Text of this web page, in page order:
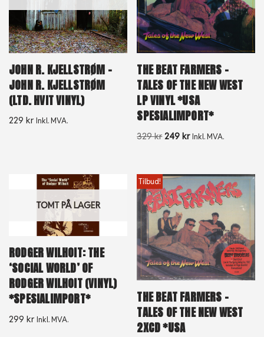
JOHN R. KJELLSTRØM –
JOHN R. KJELLSTRØM
(LTD. HVIT VINYL)
229 kr Inkl. MVA.
THE BEAT FARMERS –
TALES OF THE NEW WEST
LP VINYL *USA
SPESIALIMPORT*
329kr 249kr Inkl. MVA.
TOMT PÅ LAGER
RODGER WILHOIT: THE
‘SOCIAL WORLD’ OF
RODGER WILHOIT (VINYL)
*SPESIALIMPORT*
299 kr Inkl. MVA.
Tilbud!
THE BEAT FARMERS –
TALES OF THE NEW WEST
2XCD *USA